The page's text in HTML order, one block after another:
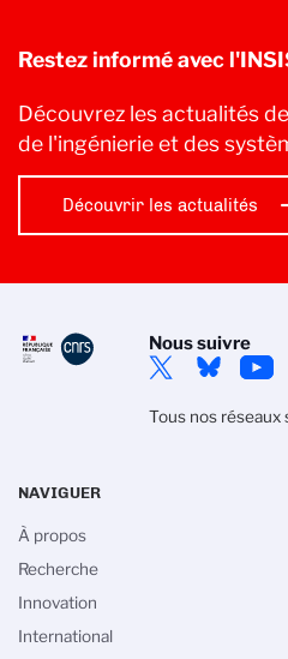
Restez informé avec
Découvrez les actualités
de l'ingénierie et des
Découvrir les actualités
Nous suivre
Tous nos réseaux
NAVIGUER
À propos
Recherche
Innovation
International